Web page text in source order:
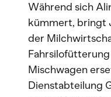
Während sich
kümmert, bringt
der
Mischwagen
Dienstabteilung